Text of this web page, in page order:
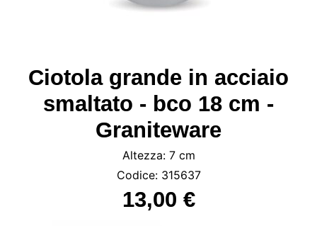
Ciotola grande in acciaio
smaltato - bco 18 cm -
Graniteware
Altezza: 7 cm
Codice: 315637
13,00 €